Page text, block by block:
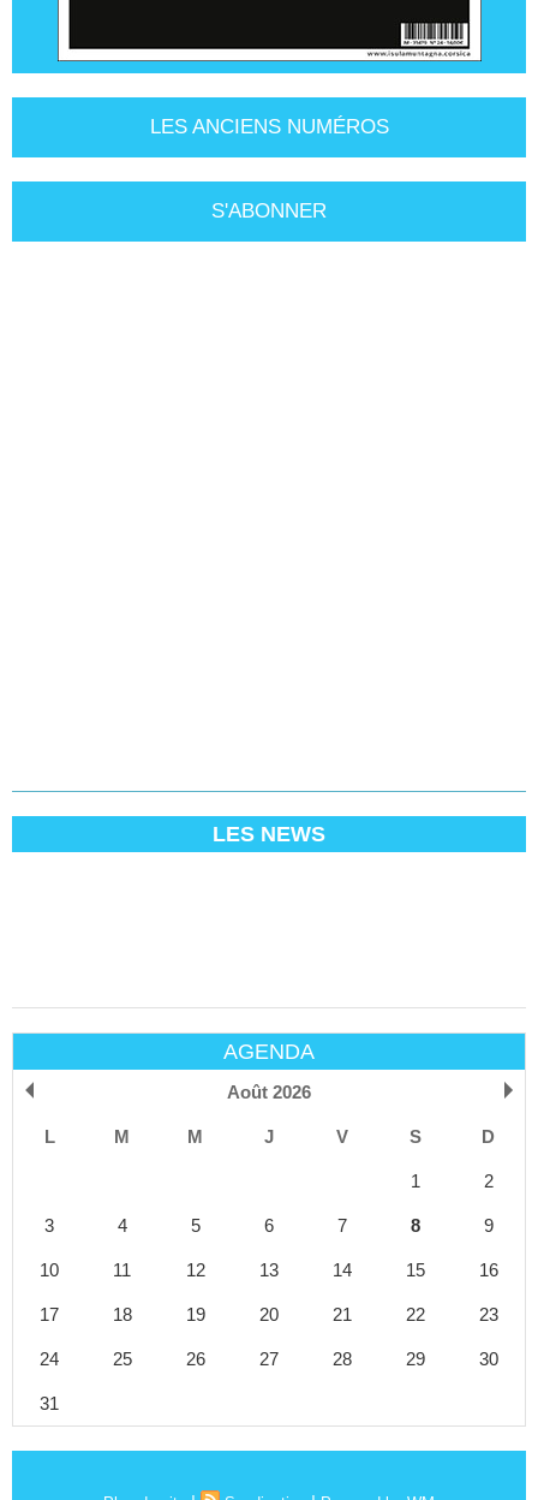
LES ANCIENS NUMÉROS
S'ABONNER
LES NEWS
AGENDA
Août 2026
L M M J V S D
1 2
3 4 5 6 7 8 9
10 11 12 13 14 15 16
17 18 19 20 21 22 23
24 25 26 27 28 29 30
31